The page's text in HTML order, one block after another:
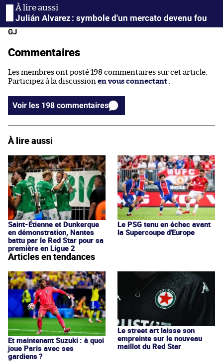
Julián Alvarez : symbole d'un mercato devenu fou
GJ
Commentaires
Les membres ont posté 198 commentaires sur cet article.
Participez à la discussion en vous connectant
Voir les 198 commentaires
À lire aussi
Saint-Étienne et Dunkerque
en démonstration, Nantes
battu par le Red Star pour sa
première en Ligue 2
Le PSG tenu en échec avant
la Supercoupe d'Europe
Articles en tendances
Et maintenant Suzuki : à quoi
joue Paris avec ses
gardiens ?
Le street art laisse son
empreinte sur le nouveau
maillot du Red Star